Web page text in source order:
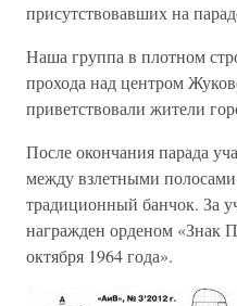
присутствовавших на
Наша группа в плотном
прохода над центром
приветствовали жители
После окончания парада
между взлетными
традиционный банчок. За
награжден орденом «Знак
октября 1964 года».